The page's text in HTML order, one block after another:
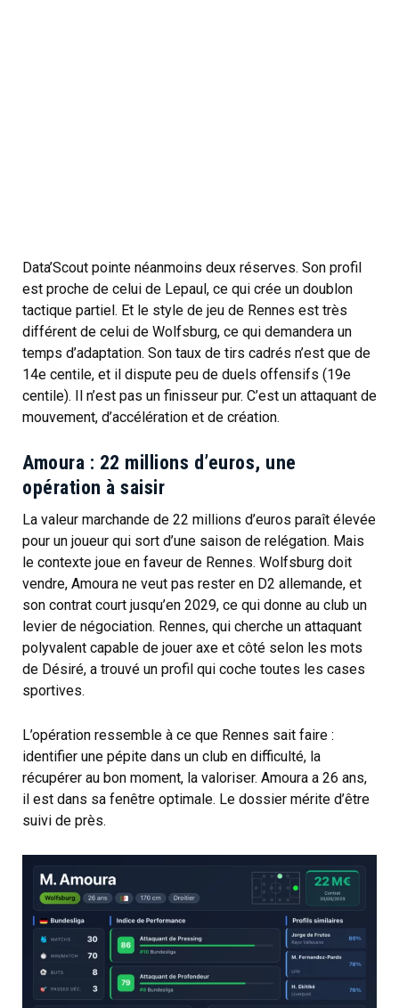
Data’Scout pointe néanmoins deux réserves. Son profil
est proche de celui de Lepaul, ce qui crée un doublon
tactique partiel. Et le style de jeu de Rennes est très
différent de celui de Wolfsburg, ce qui demandera un
temps d’adaptation. Son taux de tirs cadrés n’est que de
14e centile, et il dispute peu de duels offensifs (19e
centile). Il n’est pas un finisseur pur. C’est un attaquant de
mouvement, d’accélération et de création.
Amoura : 22 millions d’euros, une
opération à saisir
La valeur marchande de 22 millions d’euros paraît élevée
pour un joueur qui sort d’une saison de relégation. Mais
le contexte joue en faveur de Rennes. Wolfsburg doit
vendre, Amoura ne veut pas rester en D2 allemande, et
son contrat court jusqu’en 2029, ce qui donne au club un
levier de négociation. Rennes, qui cherche un attaquant
polyvalent capable de jouer axe et côté selon les mots
de Désiré, a trouvé un profil qui coche toutes les cases
sportives.
L’opération ressemble à ce que Rennes sait faire :
identifier une pépite dans un club en difficulté, la
récupérer au bon moment, la valoriser. Amoura a 26 ans,
il est dans sa fenêtre optimale. Le dossier mérite d’être
suivi de près.